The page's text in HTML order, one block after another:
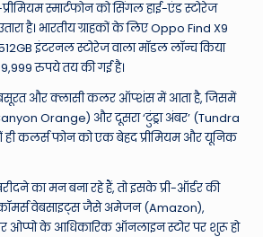
स्मार्टफोन को सिंगल हाई-एंड स्टोरेज
है। भारतीय ग्राहकों के लिए Oppo Find X9
इंटरनल स्टोरेज वाला मॉडल लॉन्च किया
रुपये तय की गई है।
और क्लासी कलर ऑप्शंस में आता है, जिसमें
Orange) और दूसरा ‘टुंड्रा अंबर’ (Tundra
ही कलर्स फोन को एक बेहद प्रीमियम और यूनिक
का मन बना रहे हैं, तो इसके प्री-ऑर्डर की
कॉमर्स वेबसाइट्स जैसे अमेजन (Amazon),
ओप्पो के आधिकारिक ऑनलाइन स्टोर पर शुरू हो